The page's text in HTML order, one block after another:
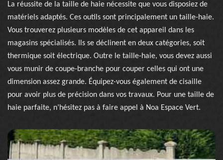
La réussite de la taille de haie nécessite que vous disposiez de
matériels adaptés. Ces outils sont principalement un taille-haie.
Vous trouverez plusieurs modèles de cet appareil dans les
magasins spécialisés. Ils se déclinent en deux catégories, soit
thermique soit électrique. Outre le taille-haie, vous devez aussi
vous munir de coupe-branche pour couper celles qui ont une
dimension assez grande. Équipez-vous également de cisaille
pour avoir plus de précision dans vos travaux. Pour une taille de
haie parfaite, n’hésitez pas à faire appel à Noa Espace Vert.